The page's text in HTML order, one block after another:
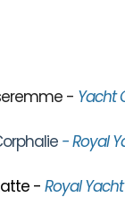
- Yacht
- Royal
- Royal